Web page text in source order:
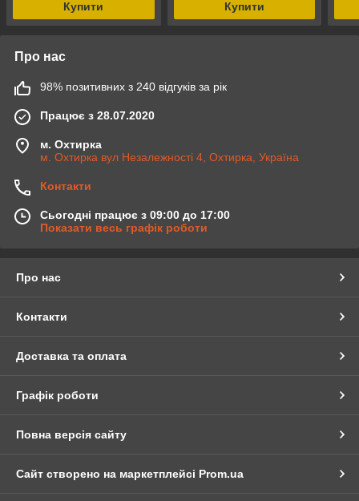
Купити Купити
Про нас
98% позитивних з 240 відгуків за рік
Працює з 28.07.2020
м. Охтирка
м. Охтирка вул Незалежності 4, Охтирка, Україна
Контакти
Сьогодні працює з 09:00 до 17:00
Показати весь графік роботи
Про нас
Контакти
Доставка та оплата
Графік роботи
Повна версія сайту
Сайт створено на маркетплейсі Prom.ua